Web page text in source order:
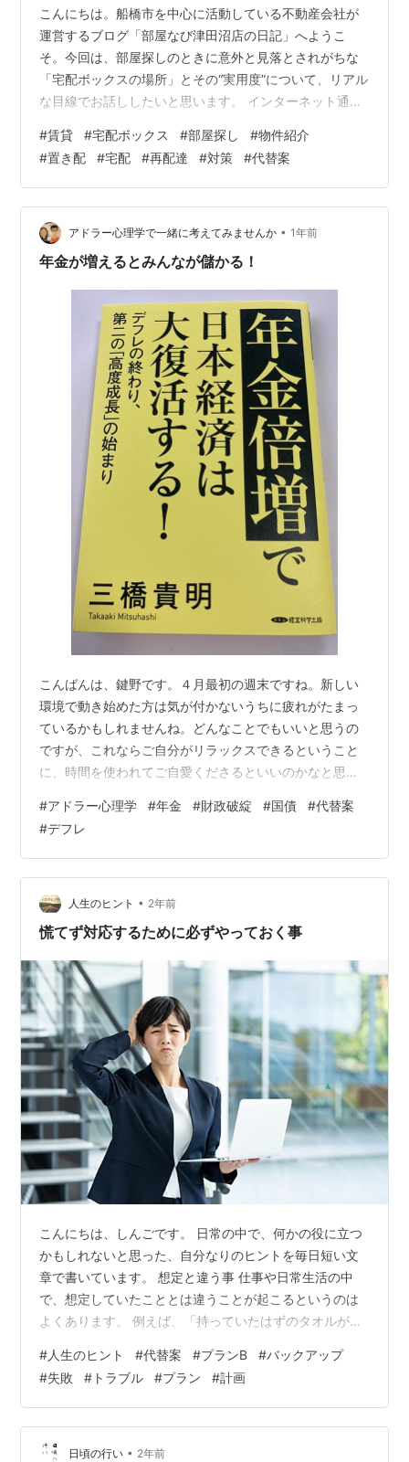
こんにちは。船橋市を中心に活動している不動産会社が
運営するブログ「部屋なび津田沼店の日記」へようこ
そ。今回は、部屋探しのときに意外と見落とされがちな
「宅配ボックスの場所」とその“実用度”について、リアル
な目線でお話ししたいと思います。 インターネット通販
人気設備ランキングでも常連です。でも実は、設置され
ている＝便利、とは限らないのです。 この記事では、 宅
配ボックスの“ありがちな落とし穴” チェックすべき設置
場所や使い勝手 意外と知らない！便利な使い方 物件選び
で後悔しないためのチェックリスト などをわかりやすく
解説します。特に「一人暮らし」や…
#賃貸 #宅配ボックス #部屋探し #物件紹介
#置き配 #宅配 #再配達 #対策 #代替案
アドラー心理学で一緒に考えてみませんか • 1年前
年金が増えるとみんなが儲かる！
こんばんは、鍵野です。４月最初の週末ですね。新しい
環境で動き始めた方は気が付かないうちに疲れがたまっ
ているかもしれませんね。どんなことでもいいと思うの
ですが、これならご自分がリラックスできるということ
に、時間を使われてご自愛くださるといいのかなと思い
希望と違ったので辞めますと、「退職代行」サービスを
使って新入社員さんがいきなり退職される事例が結構あ
るらしいですね。 希望と合わないので辞めるというの
は、まぁ昔からあることだったとは思うのですが、〇〇
ガチャという言い方はなかったし、鍵野が若い頃を思い
返しても、入ってすぐいきなり辞めるという人はあま…
#アドラー心理学 #年金 #財政破綻 #国債 #代替案
#デフレ
人生のヒント • 2年前
慌てず対応するために必ずやっておく事
こんにちは、しんごです。 日常の中で、何かの役に立つ
かもしれないと思った、自分なりのヒントを毎日短い文
章で書いています。 想定と違う事 仕事や日常生活の中
で、想定していたこととは違うことが起こるというのは
よくあります。 例えば、「持っていたはずのタオルがな
定していたより作業時間が延びてしまい、次の予定に遅
れてしまう」といったものだと、他の人にも迷惑がかか
ってしまうので、なるべく避けたいところです。 こうし
た想定外は、大小あまり関係なく起こってしまうと、少
し慌ててしまったり、残念に思ったりしてしまうもので
#人生のヒント #代替案 #プランB #バックアップ
#失敗 # トラブル #プラン #計画
日頃の行い • 2年前